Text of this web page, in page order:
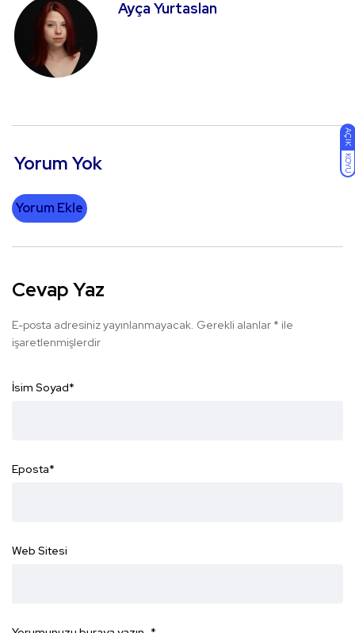
AÇIK
KOYU
Ayça Yurtaslan
Yorum Yok
Yorum Ekle
Cevap Yaz
E-posta adresiniz yayınlanmayacak. Gerekli alanlar * ile
işaretlenmişlerdir
İsim Soyad*
Eposta*
Web Sitesi